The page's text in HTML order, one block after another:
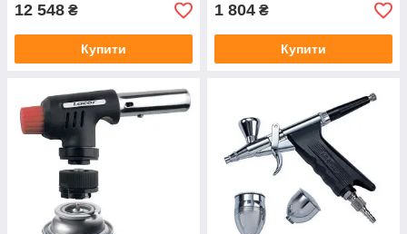
12 548 ₴
Купити
1 804 ₴
Купити